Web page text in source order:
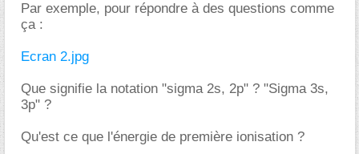
Par exemple, pour répondre à des questions comme
ça :
Ecran 2.jpg
Que signifie la notation "sigma 2s, 2p" ? "Sigma 3s,
3p" ?
Qu'est ce que l'énergie de première ionisation ?